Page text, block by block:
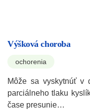
Výšková choroba
ochorenia
Môže sa vyskytnúť v
parciálneho tlaku
čase presunie…